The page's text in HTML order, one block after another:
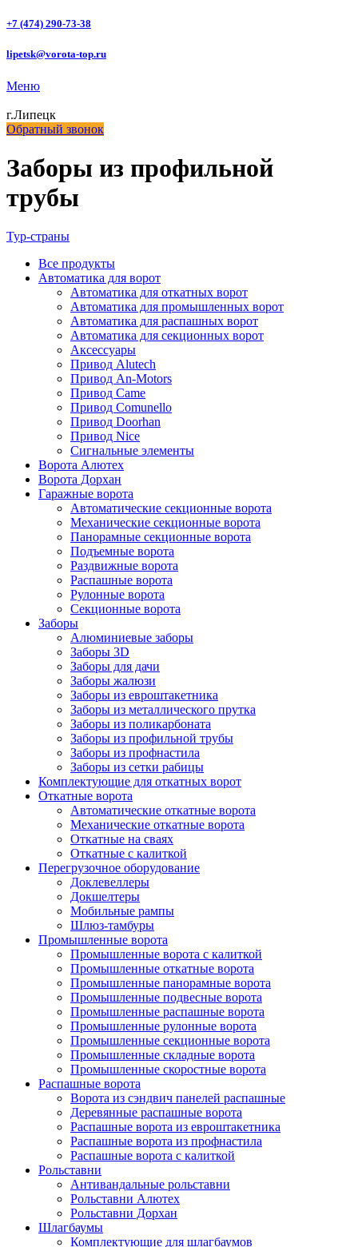
+7 (474) 290-73-38
lipetsk@vorota-top.ru
Меню
г.Липецк
Обратный звонок
Заборы из профильной
трубы
Тур-страны
Все продукты
Автоматика для ворот
Автоматика для откатных ворот
Автоматика для промышленных ворот
Автоматика для распашных ворот
Автоматика для секционных ворот
Аксессуары
Привод Alutech
Привод An-Motors
Привод Came
Привод Comunello
Привод Doorhan
Привод Nice
Сигнальные элементы
Ворота Алютех
Ворота Дорхан
Гаражные ворота
Автоматические секционные ворота
Механические секционные ворота
Панорамные секционные ворота
Подъемные ворота
Раздвижные ворота
Распашные ворота
Рулонные ворота
Секционные ворота
Заборы
Алюминиевые заборы
Заборы 3D
Заборы для дачи
Заборы жалюзи
Заборы из евроштакетника
Заборы из металлического прутка
Заборы из поликарбоната
Заборы из профильной трубы
Заборы из профнастила
Заборы из сетки рабицы
Комплектующие для откатных ворот
Откатные ворота
Автоматические откатные ворота
Механические откатные ворота
Откатные на сваях
Откатные с калиткой
Перегрузочное оборудование
Доклевеллеры
Докшелтеры
Мобильные рампы
Шлюз-тамбуры
Промышленные ворота
Промышленные ворота с калиткой
Промышленные откатные ворота
Промышленные панорамные ворота
Промышленные подвесные ворота
Промышленные распашные ворота
Промышленные рулонные ворота
Промышленные секционные ворота
Промышленные складные ворота
Промышленные скоростные ворота
Распашные ворота
Ворота из сэндвич панелей распашные
Деревянные распашные ворота
Распашные ворота из евроштакетника
Распашные ворота из профнастила
Распашные ворота с калиткой
Рольставни
Антивандальные рольставни
Рольставни Алютех
Рольставни Дорхан
Шлагбаумы
Комплектующие для шлагбаумов